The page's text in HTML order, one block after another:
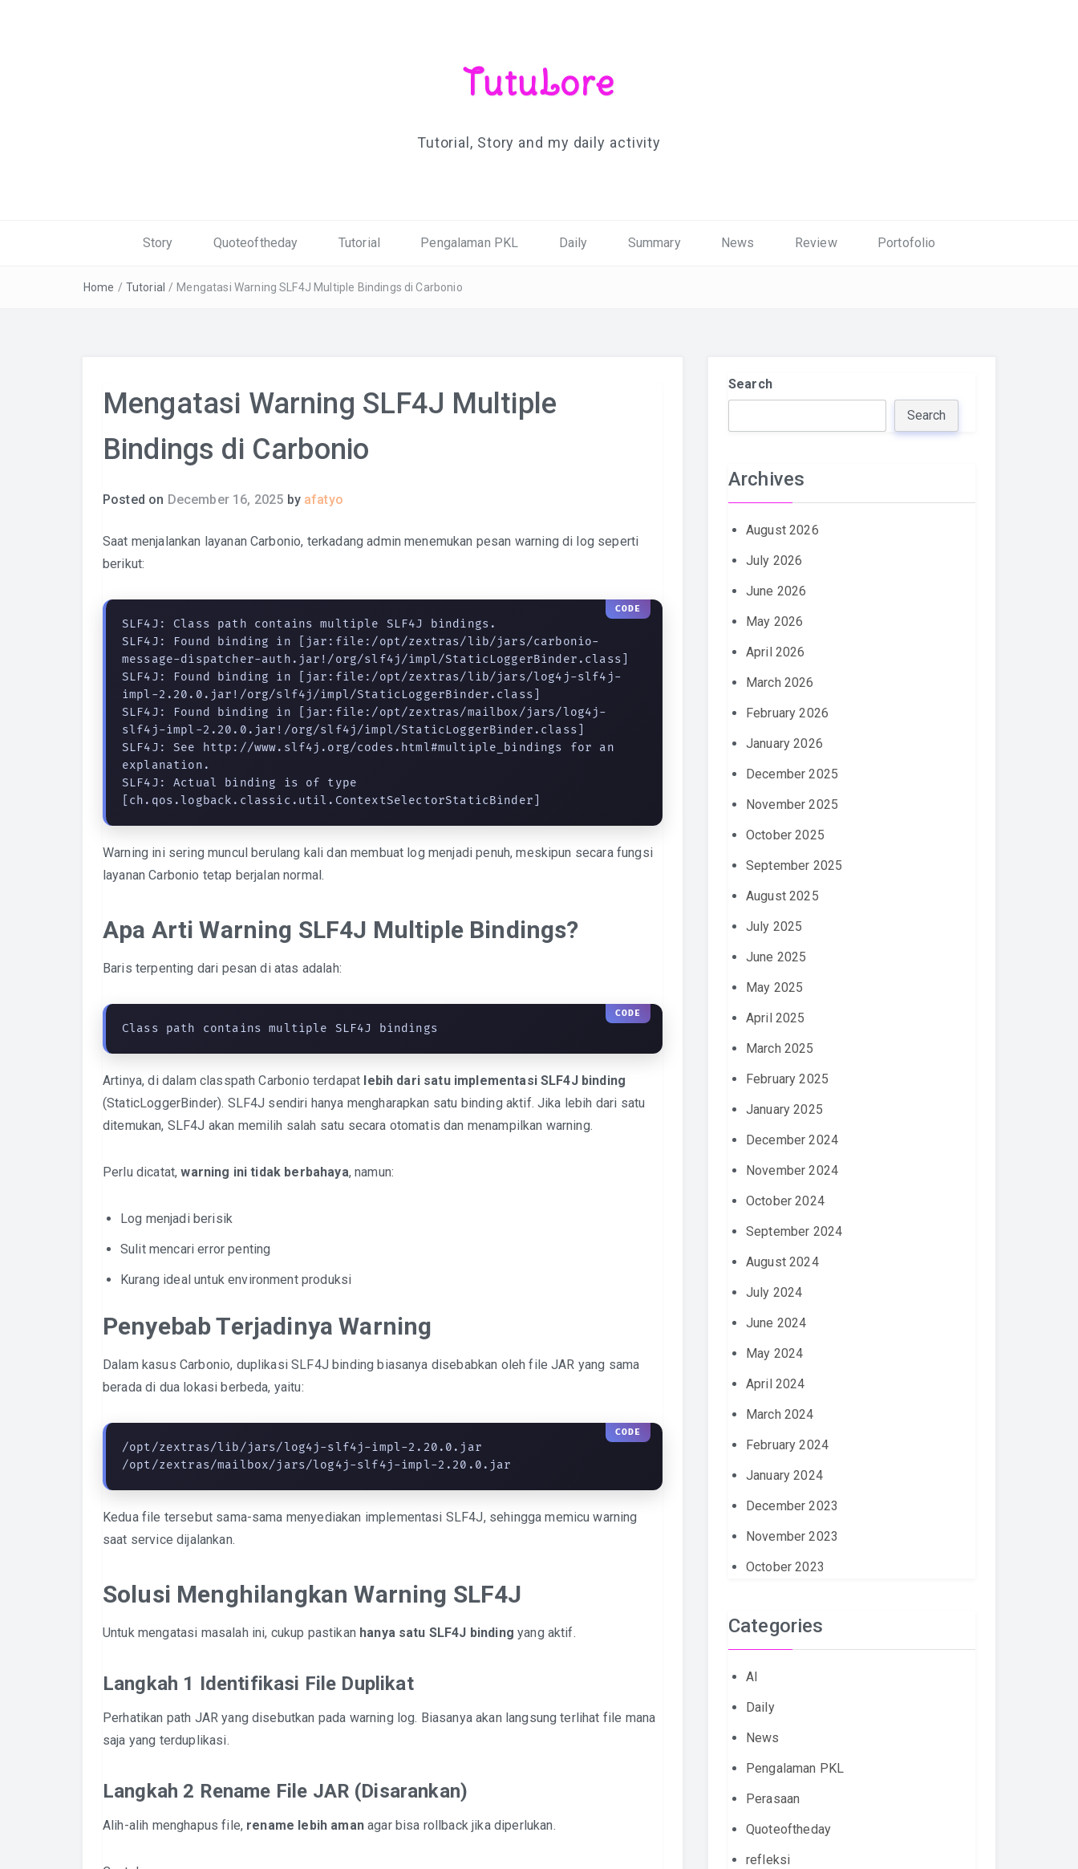
TutuLore
Tutorial, Story and my daily activity
Story Quoteoftheday Tutorial Pengalaman PKL Daily Summary News Review Portofolio
Home / Tutorial / Mengatasi Warning SLF4J Multiple Bindings di Carbonio
Mengatasi Warning SLF4J Multiple
Bindings di Carbonio
Posted on December 16, 2025 by afatyo
Saat menjalankan layanan Carbonio, terkadang admin menemukan pesan warning di log seperti
berikut:
SLF4J: Class path contains multiple SLF4J bindings.
SLF4J: Found binding in [jar:file:/opt/zextras/lib/jars/carbonio-
message-dispatcher-auth.jar!/org/slf4j/impl/StaticLoggerBinder.class]
SLF4J: Found binding in [jar:file:/opt/zextras/lib/jars/log4j-slf4j-
impl-2.20.0.jar!/org/slf4j/impl/StaticLoggerBinder.class]
SLF4J: Found binding in [jar:file:/opt/zextras/mailbox/jars/log4j-
slf4j-impl-2.20.0.jar!/org/slf4j/impl/StaticLoggerBinder.class]
SLF4J: See http://www.slf4j.org/codes.html#multiple_bindings for an
explanation.
SLF4J: Actual binding is of type
[ch.qos.logback.classic.util.ContextSelectorStaticBinder]
Warning ini sering muncul berulang kali dan membuat log menjadi penuh, meskipun secara fungsi
layanan Carbonio tetap berjalan normal.
Apa Arti Warning SLF4J Multiple Bindings?
Baris terpenting dari pesan di atas adalah:
Class path contains multiple SLF4J bindings
Artinya, di dalam classpath Carbonio terdapat lebih dari satu implementasi SLF4J binding
(StaticLoggerBinder). SLF4J sendiri hanya mengharapkan satu binding aktif. Jika lebih dari satu
ditemukan, SLF4J akan memilih salah satu secara otomatis dan menampilkan warning.
Perlu dicatat,warning ini tidak berbahaya, namun:
Log menjadi berisik
Sulit mencari error penting
Kurang ideal untuk environment produksi
Penyebab Terjadinya Warning
Dalam kasus Carbonio, duplikasi SLF4J binding biasanya disebabkan oleh file JAR yang sama
berada di dua lokasi berbeda, yaitu:
/opt/zextras/lib/jars/log4j-slf4j-impl-2.20.0.jar
/opt/zextras/mailbox/jars/log4j-slf4j-impl-2.20.0.jar
Kedua file tersebut sama-sama menyediakan implementasi SLF4J, sehingga memicu warning
saat service dijalankan.
Solusi Menghilangkan Warning SLF4J
Untuk mengatasi masalah ini, cukup pastikan hanya satu SLF4J binding yang aktif.
Langkah 1 Identifikasi File Duplikat
Perhatikan path JAR yang disebutkan pada warning log. Biasanya akan langsung terlihat file mana
saja yang terduplikasi.
Langkah 2 Rename File JAR (Disarankan)
Alih-alih menghapus file, rename lebih amanagar bisa rollback jika diperlukan.
Search
Search
Archives
August 2026
July 2026
June 2026
May 2026
April 2026
March 2026
February 2026
January 2026
December 2025
November 2025
October 2025
September 2025
August 2025
July 2025
June 2025
May 2025
April 2025
March 2025
February 2025
January 2025
December 2024
November 2024
October 2024
September 2024
August 2024
July 2024
June 2024
May 2024
April 2024
March 2024
February 2024
January 2024
December 2023
November 2023
October 2023
Categories
AI
Daily
News
Pengalaman PKL
Perasaan
Quoteoftheday
refleksi